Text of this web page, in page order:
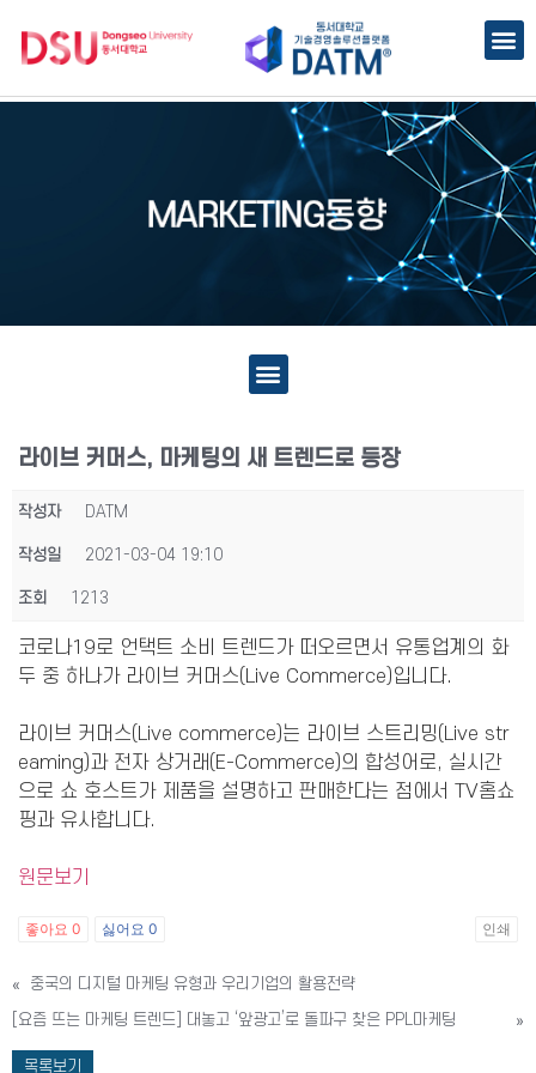
라이브 커머스, 마케팅의 새 트렌드로 등장
작성자 DATM
작성일 2021-03-04 19:10
조회 1213
코로나19로 언택트 소비 트렌드가 떠오르면서 유통업계의 화
두 중 하나가 라이브 커머스(Live Commerce)입니다.
라이브 커머스(Live commerce)는 라이브 스트리밍(Live str
eaming)과 전자 상거래(E-Commerce)의 합성어로, 실시간
으로 쇼 호스트가 제품을 설명하고 판매한다는 점에서 TV홈쇼
핑과 유사합니다.
원문보기
좋아요 0 싫어요 0 인쇄
«
중국의 디지털 마케팅 유형과 우리기업의 활용전략
[요즘 뜨는 마케팅 트렌드] 대놓고 ‘앞광고’로 돌파구 찾은 PPL마케팅
»
목록보기